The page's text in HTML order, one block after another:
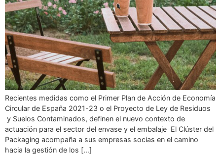
Recientes medidas como el Primer Plan de Acción de Economía
Circular de España 2021-23 o el Proyecto de Ley de Residuos
y Suelos Contaminados, definen el nuevo contexto de
actuación para el sector del envase y el embalaje El Clúster del
Packaging acompaña a sus empresas socias en el camino
hacia la gestión de los […]